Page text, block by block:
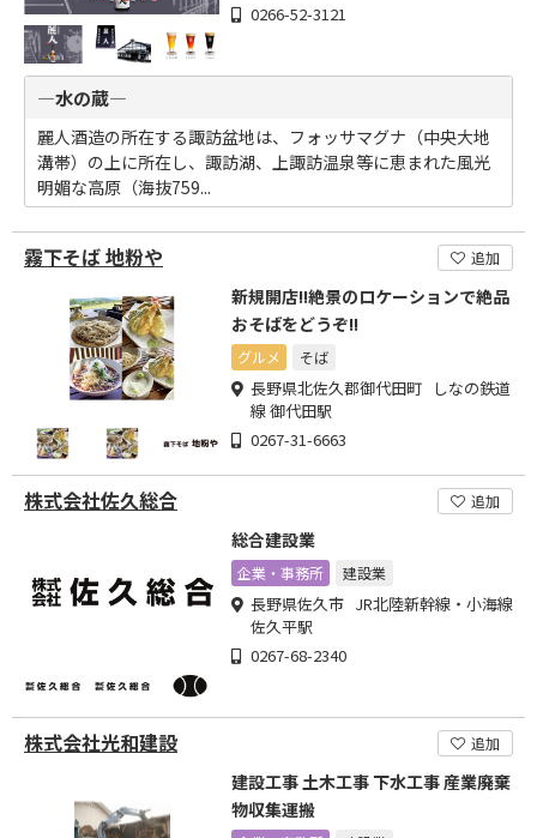
0266-52-3121
―水の蔵―
麗人酒造の所在する諏訪盆地は、フォッサマグナ（中央大地
溝帯）の上に所在し、諏訪湖、上諏訪温泉等に恵まれた風光
明媚な高原（海抜759...
霧下そば 地粉や 追加
新規開店!!絶景のロケーションで絶品
おそばをどうぞ!!
グルメ そば
長野県北佐久郡御代田町 しなの鉄道
線 御代田駅
0267-31-6663
株式会社佐久総合 追加
総合建設業
企業・事務所 建設業
長野県佐久市 JR北陸新幹線・小海線
佐久平駅
0267-68-2340
株式会社光和建設 追加
建設工事 土木工事 下水工事 産業廃棄
物収集運搬